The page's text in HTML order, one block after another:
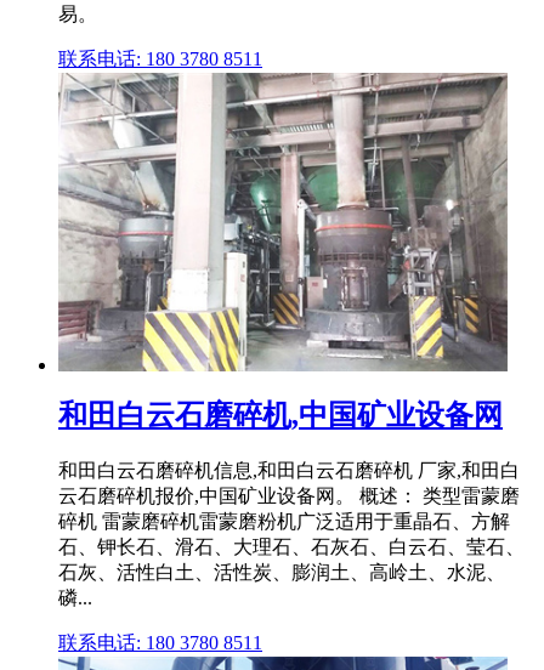
易。
联系电话: 180 3780 8511
和田白云石磨碎机,中国矿业设备网
和田白云石磨碎机信息,和田白云石磨碎机 厂家,和田白
云石磨碎机报价,中国矿业设备网。 概述： 类型雷蒙磨
碎机 雷蒙磨碎机雷蒙磨粉机广泛适用于重晶石、方解
石、钾长石、滑石、大理石、石灰石、白云石、莹石、
石灰、活性白土、活性炭、膨润土、高岭土、水泥、
磷...
联系电话: 180 3780 8511